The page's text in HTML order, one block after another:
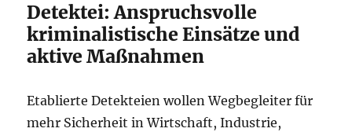
Detektei: Anspruchsvolle
kriminalistische Einsätze und
aktive Maßnahmen
Etablierte Detekteien wollen Wegbegleiter für
mehr Sicherheit in Wirtschaft, Industrie,